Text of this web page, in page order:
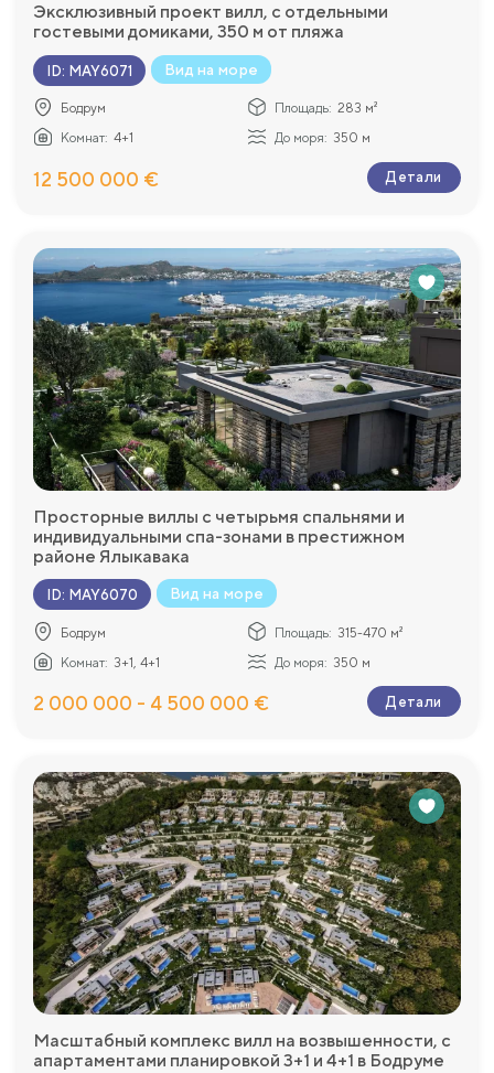
Эксклюзивный проект вилл, с отдельными
гостевыми домиками, 350 м от пляжа
ID: MAY6071 Вид на море
Бодрум Площадь: 283 м²
Комнат: 4+1 До моря: 350 м
12 500 000 € Детали
Просторные виллы с четырьмя спальнями и
индивидуальными спа-зонами в престижном
районе Ялыкавака
ID: MAY6070 Вид на море
Бодрум Площадь: 315-470 м²
Комнат: 3+1, 4+1 До моря: 350 м
2 000 000 - 4 500 000 € Детали
Масштабный комплекс вилл на возвышенности, с
апартаментами планировкой 3+1 и 4+1 в Бодруме